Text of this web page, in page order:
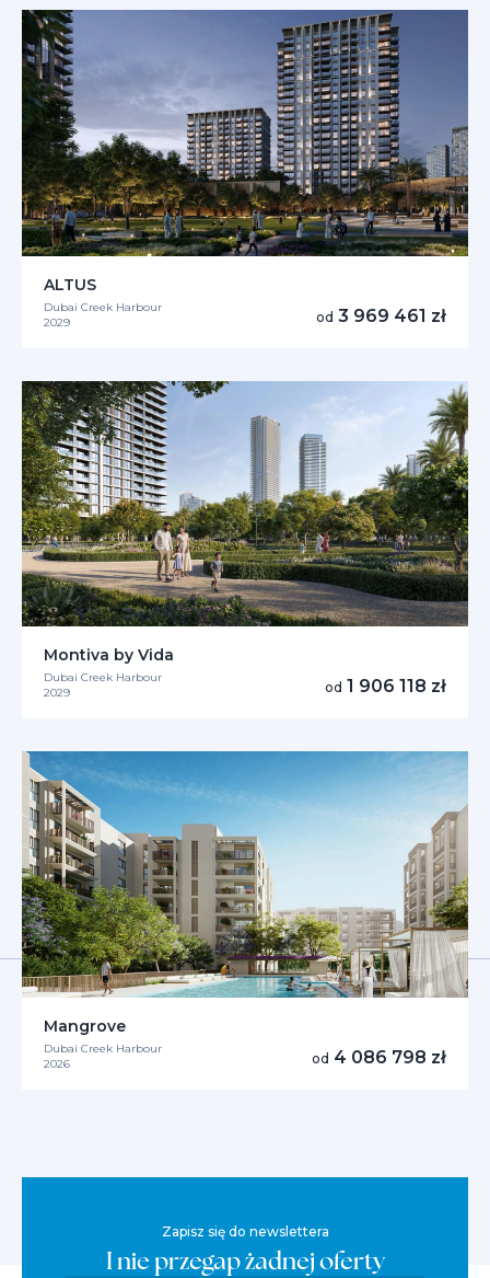
ALTUS
Dubai Creek Harbour
2029
od 3 969 461 zł
Montiva by Vida
Dubai Creek Harbour
2029
od 1 906 118 zł
Mangrove
Dubai Creek Harbour
2026
od 4 086 798 zł
Zapisz się do newslettera
I nie przegap żadnej oferty